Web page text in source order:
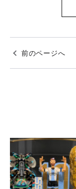
前のページへ